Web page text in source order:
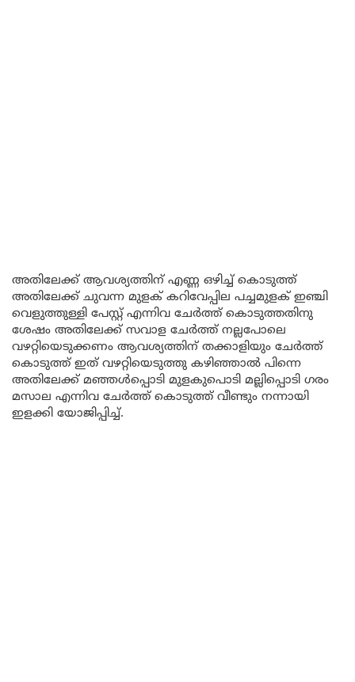
അതിലേക്ക് ആവശ്യത്തിന് എണ്ണ ഒഴിച്ച് കൊടുത്ത്
അതിലേക്ക് ചുവന്ന മുളക് കറിവേപ്പില പച്ചമുളക് ഇഞ്ചി
വെളുത്തുള്ളി പേസ്റ്റ് എന്നിവ ചേർത്ത് കൊടുത്തതിനു
ശേഷം അതിലേക്ക് സവാള ചേർത്ത് നല്ലപോലെ
വഴറ്റിയെടുക്കണം ആവശ്യത്തിന് തക്കാളിയും ചേർത്ത്
കൊടുത്ത് ഇത് വഴറ്റിയെടുത്തു കഴിഞ്ഞാൽ പിന്നെ
അതിലേക്ക് മഞ്ഞൾപ്പൊടി മുളകുപൊടി മല്ലിപ്പൊടി ഗരം
മസാല എന്നിവ ചേർത്ത് കൊടുത്ത് വീണ്ടും നന്നായി
ഇളക്കി യോജിപ്പിച്ച്.